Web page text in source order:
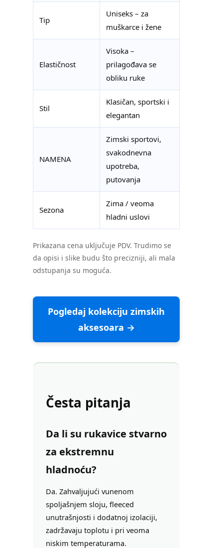
Tip
Uniseks – za
muškarce i žene
Elastičnost
Visoka –
prilagođava se
obliku ruke
Stil
Klasičan, sportski i
elegantan
NAMENA
Zimski sportovi,
svakodnevna
upotreba,
putovanja
Sezona
Zima / veoma
hladni uslovi
Prikazana cena uključuje PDV. Trudimo se
da opisi i slike budu što precizniji, ali mala
odstupanja su moguća.
Pogledaj kolekciju zimskih
aksesoara →
Česta pitanja
Da li su rukavice stvarno
za ekstremnu
hladnoću?
Da. Zahvaljujući vunenom
spoljašnjem sloju, fleeced
unutrašnjosti i dodatnoj izolaciji,
zadržavaju toplotu i pri veoma
niskim temperaturama.